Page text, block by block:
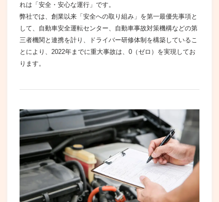
れは「安全・安心な運行」です。
弊社では、創業以来「安全への取り組み」を第一最優先事項と
して、自動車安全運転センター、自動車事故対策機構などの第
三者機関と連携を計り、ドライバー研修体制を構築しているこ
とにより、2022年までに重大事故は、0（ゼロ）を実現してお
ります。